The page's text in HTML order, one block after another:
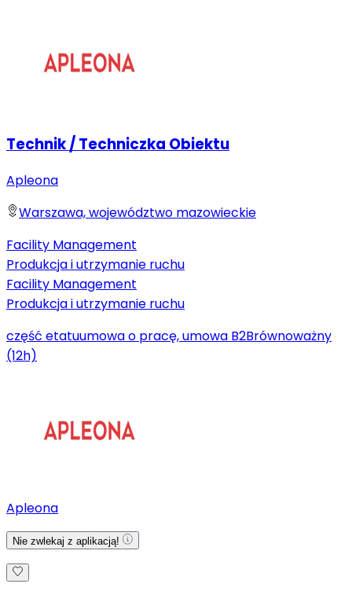
Technik / Techniczka Obiektu
Apleona
Warszawa, województwo mazowieckie
Facility Management
Produkcja i utrzymanie ruchu
Facility Management
Produkcja i utrzymanie ruchu
część etatuumowa o pracę, umowa B2Brównoważny
(12h)
Apleona
Nie zwlekaj z aplikacją!